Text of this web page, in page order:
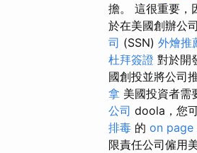
擔。 這很重要，
於在美國創辦公
司 (SSN) 外燴推
杜拜簽證 對於開
國創投並將公司
拿 美國投資者需
公司 doola，您
排毒 的 on page
限責任公司僱用